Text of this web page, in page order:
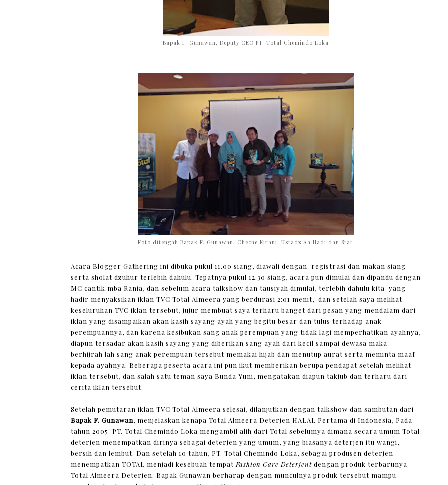
Bapak F. Gunawan, Deputy CEO PT. Total Chemindo Loka
Foto ditengah Bapak F. Gunawan, Cheche Kirani, Ustadz Aa Hadi dan Staf
Acara Blogger Gathering ini dibuka pukul 11.00 siang, diawali dengan registrasi dan makan siang
serta sholat dzuhur terlebih dahulu. Tepatnya pukul 12.30 siang, acara pun dimulai dan dipandu dengan
MC cantik mba Rania, dan sebelum acara talkshow dan tausiyah dimulai, terlebih dahulu kita yang
hadir menyaksikan iklan TVC Total Almeera yang berdurasi 2:01 menit, dan setelah saya melihat
keseluruhan TVC iklan tersebut, jujur membuat saya terharu banget dari pesan yang mendalam dari
iklan yang disampaikan akan kasih sayang ayah yang begitu besar dan tulus terhadap anak
perempuannya, dan karena kesibukan sang anak perempuan yang tidak lagi memperhatikan ayahnya,
diapun tersadar akan kasih sayang yang diberikan sang ayah dari kecil sampai dewasa maka
berhijrah lah sang anak perempuan tersebut memakai hijab dan menutup aurat serta meminta maaf
kepada ayahnya. Beberapa peserta acara ini pun ikut memberikan berupa pendapat setelah melihat
iklan tersebut, dan salah satu teman saya Bunda Yuni, mengatakan diapun takjub dan terharu dari
cerita iklan tersebut.
Setelah pemutaran iklan TVC Total Almeera selesai, dilanjutkan dengan talkshow dan sambutan dari
Bapak F. Gunawan, menjelaskan kenapa Total Almeera Deterjen HALAL Pertama di Indonesia, Pada
tahun 2005 PT. Total Chemindo Loka mengambil alih dari Total sebelumya dimana secara umum Total
deterjen menempatkan dirinya sebagai deterjen yang umum, yang biasanya deterjen itu wangi,
bersih dan lembut. Dan setelah 10 tahun, PT. Total Chemindo Loka, sebagai produsen deterjen
menempatkan TOTAL menjadi kesebuah tempat Fashion Care Deterjent dengan produk terbarunya
Total Almeera Deterjen. Bapak Gunawan berharap dengan munculnya produk tersebut mampu